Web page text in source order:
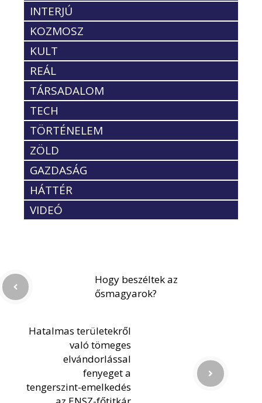
INTERJÚ
KOZMOSZ
KULT
REÁL
TÁRSADALOM
TECH
TÖRTÉNELEM
ZÖLD
GAZDASÁG
HÁTTÉR
VIDEÓ
Hogy beszéltek az
ősmagyarok?
Hatalmas területekről
való tömeges
elvándorlással
fenyeget a
tengerszint-emelkedés